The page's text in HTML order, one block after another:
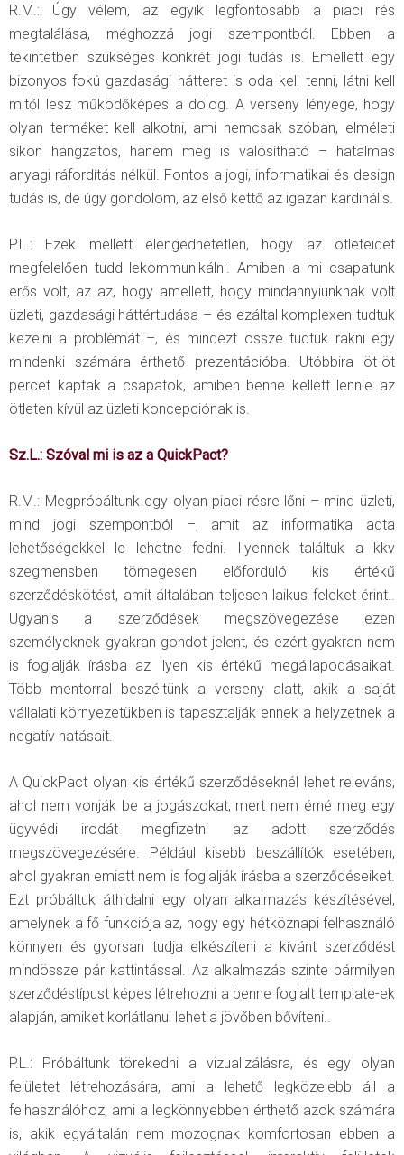
R.M.: Úgy vélem, az egyik legfontosabb a piaci rés
megtalálása, méghozzá jogi szempontból. Ebben a
tekintetben szükséges konkrét jogi tudás is. Emellett egy
bizonyos fokú gazdasági hátteret is oda kell tenni, látni kell
mitől lesz működőképes a dolog. A verseny lényege, hogy
olyan terméket kell alkotni, ami nemcsak szóban, elméleti
síkon hangzatos, hanem meg is valósítható – hatalmas
anyagi ráfordítás nélkül. Fontos a jogi, informatikai és design
tudás is, de úgy gondolom, az első kettő az igazán kardinális.
P.L.: Ezek mellett elengedhetetlen, hogy az ötleteidet
megfelelően tudd lekommunikálni. Amiben a mi csapatunk
erős volt, az az, hogy amellett, hogy mindannyiunknak volt
üzleti, gazdasági háttértudása – és ezáltal komplexen tudtuk
kezelni a problémát –, és mindezt össze tudtuk rakni egy
mindenki számára érthető prezentációba. Utóbbira öt-öt
percet kaptak a csapatok, amiben benne kellett lennie az
ötleten kívül az üzleti koncepciónak is.
Sz.L.: Szóval mi is az a QuickPact?
R.M.: Megpróbáltunk egy olyan piaci résre lőni – mind üzleti,
mind jogi szempontból –, amit az informatika adta
lehetőségekkel le lehetne fedni. Ilyennek találtuk a kkv
szegmensben tömegesen előforduló kis értékű
szerződéskötést, amit általában teljesen laikus feleket érint..
Ugyanis a szerződések megszövegezése ezen
személyeknek gyakran gondot jelent, és ezért gyakran nem
is foglalják írásba az ilyen kis értékű megállapodásaikat.
Több mentorral beszéltünk a verseny alatt, akik a saját
vállalati környezetükben is tapasztalják ennek a helyzetnek a
negatív hatásait.
A QuickPact olyan kis értékű szerződéseknél lehet releváns,
ahol nem vonják be a jogászokat, mert nem érné meg egy
ügyvédi irodát megfizetni az adott szerződés
megszövegezésére. Például kisebb beszállítók esetében,
ahol gyakran emiatt nem is foglalják írásba a szerződéseiket.
Ezt próbáltuk áthidalni egy olyan alkalmazás készítésével,
amelynek a fő funkciója az, hogy egy hétköznapi felhasználó
könnyen és gyorsan tudja elkészíteni a kívánt szerződést
mindössze pár kattintással. Az alkalmazás szinte bármilyen
szerződéstípust képes létrehozni a benne foglalt template-ek
alapján, amiket korlátlanul lehet a jövőben bővíteni..
P.L.: Próbáltunk törekedni a vizualizálásra, és egy olyan
felületet létrehozására, ami a lehető legközelebb áll a
felhasználóhoz, ami a legkönnyebben érthető azok számára
is, akik egyáltalán nem mozognak komfortosan ebben a